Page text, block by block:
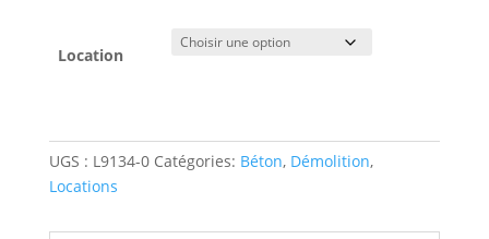
Location
UGS : L9134-0 Catégories: Béton, Démolition,
Locations